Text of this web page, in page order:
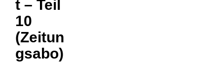
t – Teil
10
(Zeitun
gsabo)